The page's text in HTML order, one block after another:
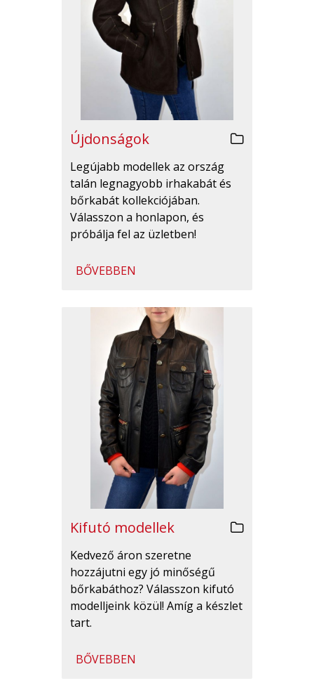
Újdonságok
Legújabb modellek az ország
talán legnagyobb irhakabát és
bőrkabát kollekciójában.
Válasszon a honlapon, és
próbálja fel az üzletben!
BŐVEBBEN
Kifutó modellek
Kedvező áron szeretne
hozzájutni egy jó minőségű
bőrkabáthoz? Válasszon kifutó
modelljeink közül! Amíg a készlet
tart.
BŐVEBBEN